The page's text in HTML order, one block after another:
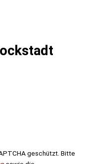
geschützt. Bitte